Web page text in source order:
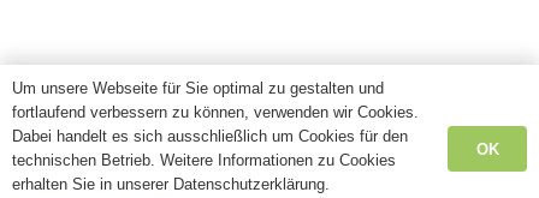
Um unsere Webseite für Sie optimal zu gestalten und
fortlaufend verbessern zu können, verwenden wir Cookies.
Dabei handelt es sich ausschließlich um Cookies für den
technischen Betrieb. Weitere Informationen zu Cookies
erhalten Sie in unserer Datenschutzerklärung.
OK